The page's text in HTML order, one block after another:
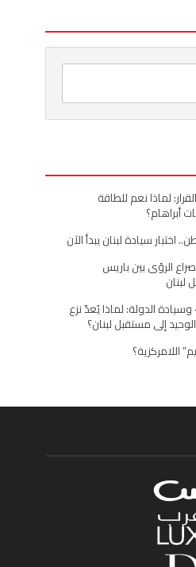
لماذا نعم للطاقة
أبراهام؟
سيادة لبنان يبدأ الآن
الرؤى بين باريس
وسيادة الدولة: لماذا يُعدّ نزع
إلى مستقبل لبنان؟
اللامركزية؟